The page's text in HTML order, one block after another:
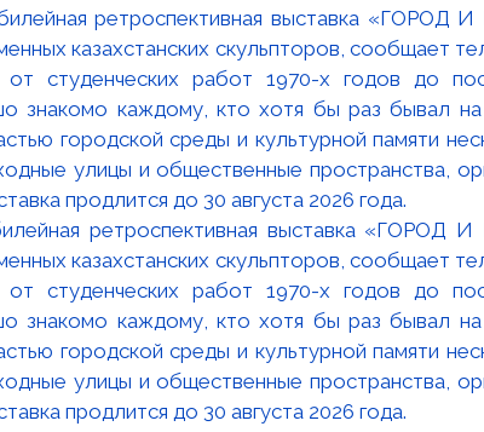
ретроспективная выставка «ГОРОД
казахстанских скульпторов, сообщает
студенческих работ 1970-х годов до
знакомо каждому, кто хотя бы раз бывал на
городской среды и культурной памяти
улицы и общественные пространства,
продлится до 30 августа 2026 года.